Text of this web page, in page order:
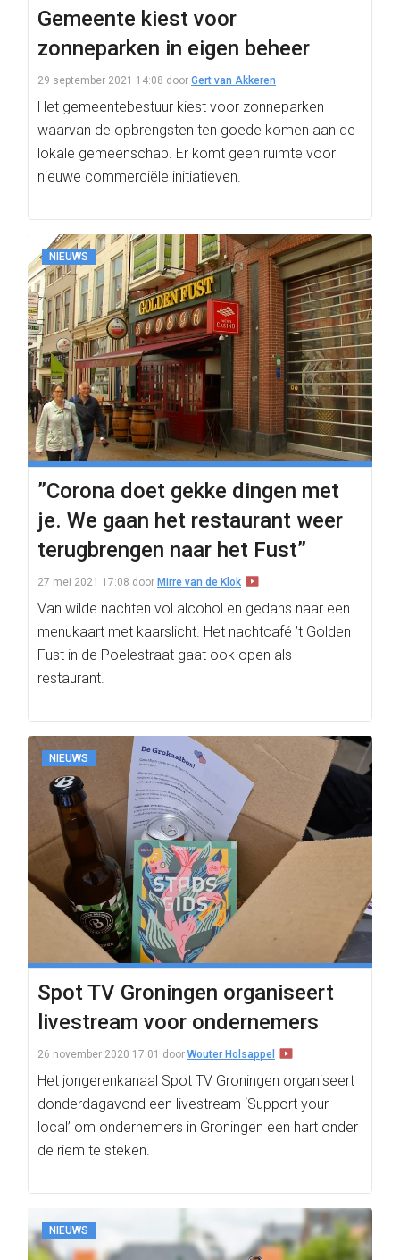
Gemeente kiest voor
zonneparken in eigen beheer
29 september 2021 14:08 door Gert van Akkeren
Het gemeentebestuur kiest voor zonneparken
waarvan de opbrengsten ten goede komen aan de
lokale gemeenschap. Er komt geen ruimte voor
nieuwe commerciële initiatieven.
NIEUWS
”Corona doet gekke dingen met
je. We gaan het restaurant weer
terugbrengen naar het Fust”
27 mei 2021 17:08 door Mirre van de Klok
Van wilde nachten vol alcohol en gedans naar een
menukaart met kaarslicht. Het nachtcafé ’t Golden
Fust in de Poelestraat gaat ook open als
restaurant.
NIEUWS
Spot TV Groningen organiseert
livestream voor ondernemers
26 november 2020 17:01 door Wouter Holsappel
Het jongerenkanaal Spot TV Groningen organiseert
donderdagavond een livestream ‘Support your
local’ om ondernemers in Groningen een hart onder
de riem te steken.
NIEUWS